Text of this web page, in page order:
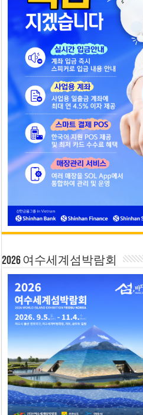
2026 여수세계섬박람회